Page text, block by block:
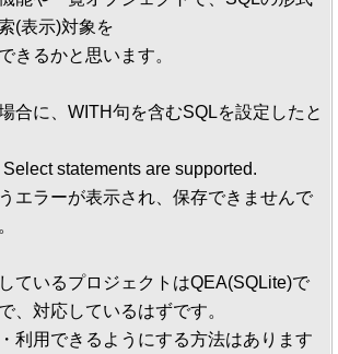
(表示)対象を
きるかと思います。
合に、WITH句を含むSQLを設定したと
statements are supported.
エラーが表示され、保存できませんで
ているプロジェクトはQEA(SQLite)で
、対応しているはずです。
利用できるようにする方法はあります